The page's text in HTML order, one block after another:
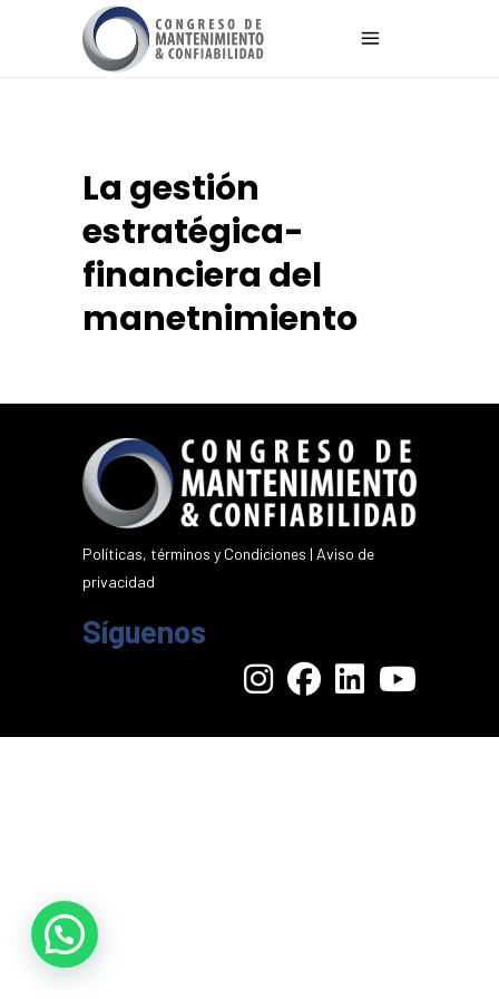
La gestión
estratégica-
financiera del
manetnimiento
Políticas, términos y Condiciones | Aviso de
privacidad
Síguenos